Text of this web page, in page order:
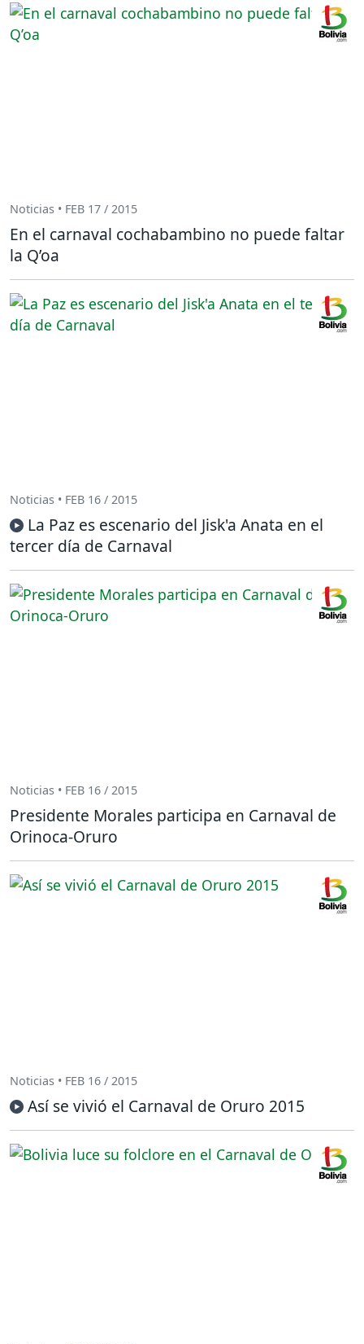
Noticias • FEB 17 / 2015
En el carnaval cochabambino no puede faltar
la Q’oa
Noticias • FEB 16 / 2015
La Paz es escenario del Jisk'a Anata en el
tercer día de Carnaval
Noticias • FEB 16 / 2015
Presidente Morales participa en Carnaval de
Orinoca-Oruro
Noticias • FEB 16 / 2015
Así se vivió el Carnaval de Oruro 2015